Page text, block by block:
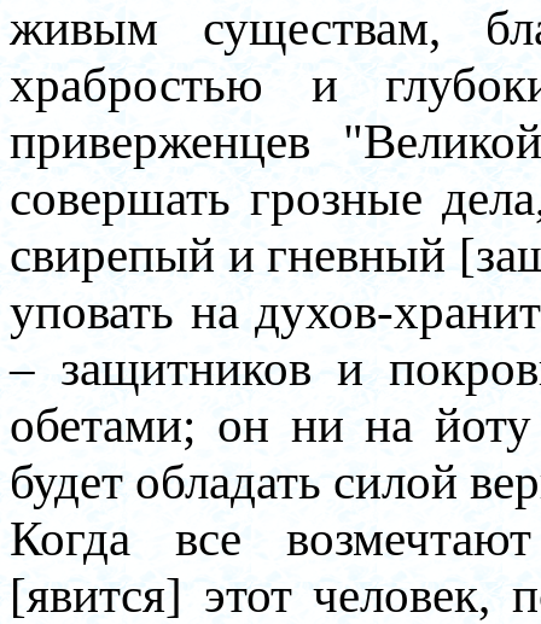
живым существам,
храбростью и
приверженцев
совершать грозные
свирепый и гневный
уповать на духов-
– защитников и
обетами; он ни на
будет обладать силой
Когда все
[явится] этот человек,